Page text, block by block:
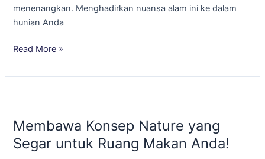
menenangkan. Menghadirkan nuansa alam ini ke dalam
hunian Anda
Read More »
Membawa Konsep Nature yang
Segar untuk Ruang Makan Anda!
Nature
yang
Segar